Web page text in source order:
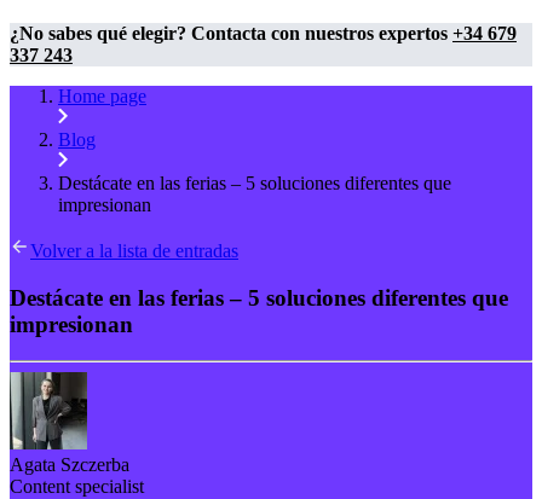
¿No sabes qué elegir? Contacta con nuestros expertos +34 679
337 243
Home page
Blog
Destácate en las ferias – 5 soluciones diferentes que
impresionan
Volver a la lista de entradas
Destácate en las ferias – 5 soluciones diferentes que
impresionan
Agata Szczerba
Content specialist